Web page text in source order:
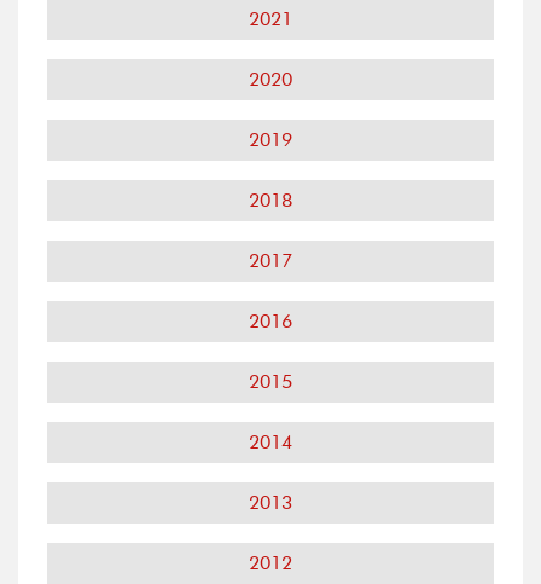
2021
2020
2019
2018
2017
2016
2015
2014
2013
2012